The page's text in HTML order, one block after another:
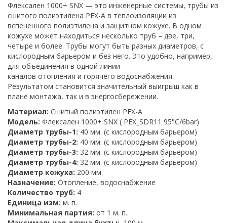
Флексален 1000+ SNX — это инженерные системы, трубы из
сшитого полиэтилена PEX-A в теплоизоляции из
вспененного полиэтилена и защитном кожухе. В одном
кожухе может находиться несколько труб – две, три,
четыре и более. Трубы могут быть разных диаметров, с
кислородным барьером и без него. Это удобно, например,
для объединения в одной линии
каналов отопления и горячего водоснабжения.
Результатом становится значительный выигрыш как в
плане монтажа, так и в энергосбережении.
Материал: Сшитый полиэтилен PEX-A
Модель: Флексален 1000+ SNX ( PEX_SDR11 95°C/6bar)
Диаметр трубы-1: 40 мм. (с кислородным барьером)
Диаметр трубы-2: 40 мм. (с кислородным барьером)
Диаметр трубы-3: 32 мм. (с кислородным барьером)
Диаметр трубы-4: 32 мм. (с кислородным барьером)
Диаметр кожуха: 200 мм.
Назначение: Отопление, водоснабжение
Количество труб: 4
Единица изм: м. п.
Минимальная партия: от 1 м. п.